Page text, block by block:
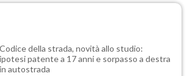
Codice della strada, novità allo studio:
ipotesi patente a 17 anni e sorpasso a destra
in autostrada